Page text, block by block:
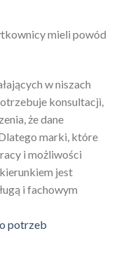
mieli powód
w niszach
konsultacji,
że dane
marki, które
i możliwości
jest
i fachowym
potrzeb